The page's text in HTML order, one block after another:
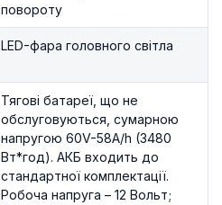
повороту
LED-фара головного світла
Тягові батареї, що не
обслуговуються, сумарною
напругою 60V-58A/h (3480
Вт*год). АКБ входить до
стандартної комплектації.
Робоча напруга – 12 Вольт;